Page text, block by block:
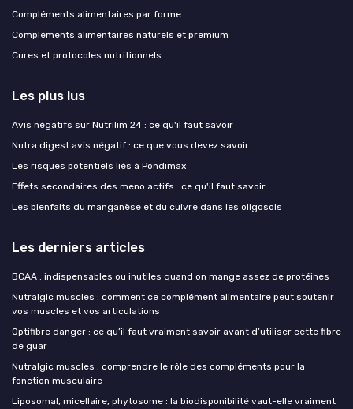
Compléments alimentaires par forme
Compléments alimentaires naturels et premium
Cures et protocoles nutritionnels
Les plus lus
Avis négatifs sur Nutrilim 24 : ce qu'il faut savoir
Nutra digest avis négatif : ce que vous devez savoir
Les risques potentiels liés à Pondimax
Effets secondaires des meno actifs : ce qu'il faut savoir
Les bienfaits du manganèse et du cuivre dans les oligosols
Les derniers articles
BCAA : indispensables ou inutiles quand on mange assez de protéines
Nutralgic muscles : comment ce complément alimentaire peut soutenir
vos muscles et vos articulations
Optifibre danger : ce qu’il faut vraiment savoir avant d’utiliser cette fibre
de guar
Nutralgic muscles : comprendre le rôle des compléments pour la
fonction musculaire
Liposomal, micellaire, phytosome : la biodisponibilité vaut-elle vraiment